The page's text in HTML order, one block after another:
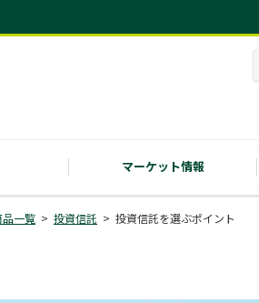
マーケット情報
品一覧 投資信託 投資信託を選ぶポイント